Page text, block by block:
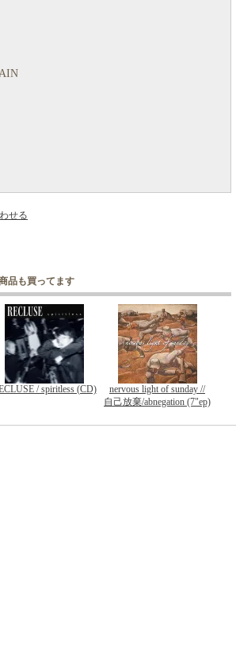
せる
品も買ってます
/ spiritless (CD)
nervous light of sunday //
自己放棄/abnegation (7"ep)